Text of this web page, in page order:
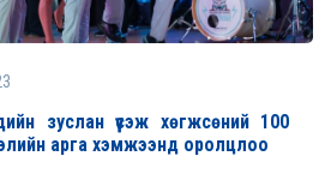
зуслан үүсэж хөгжсөний 100
арга хэмжээнд оролцлоо